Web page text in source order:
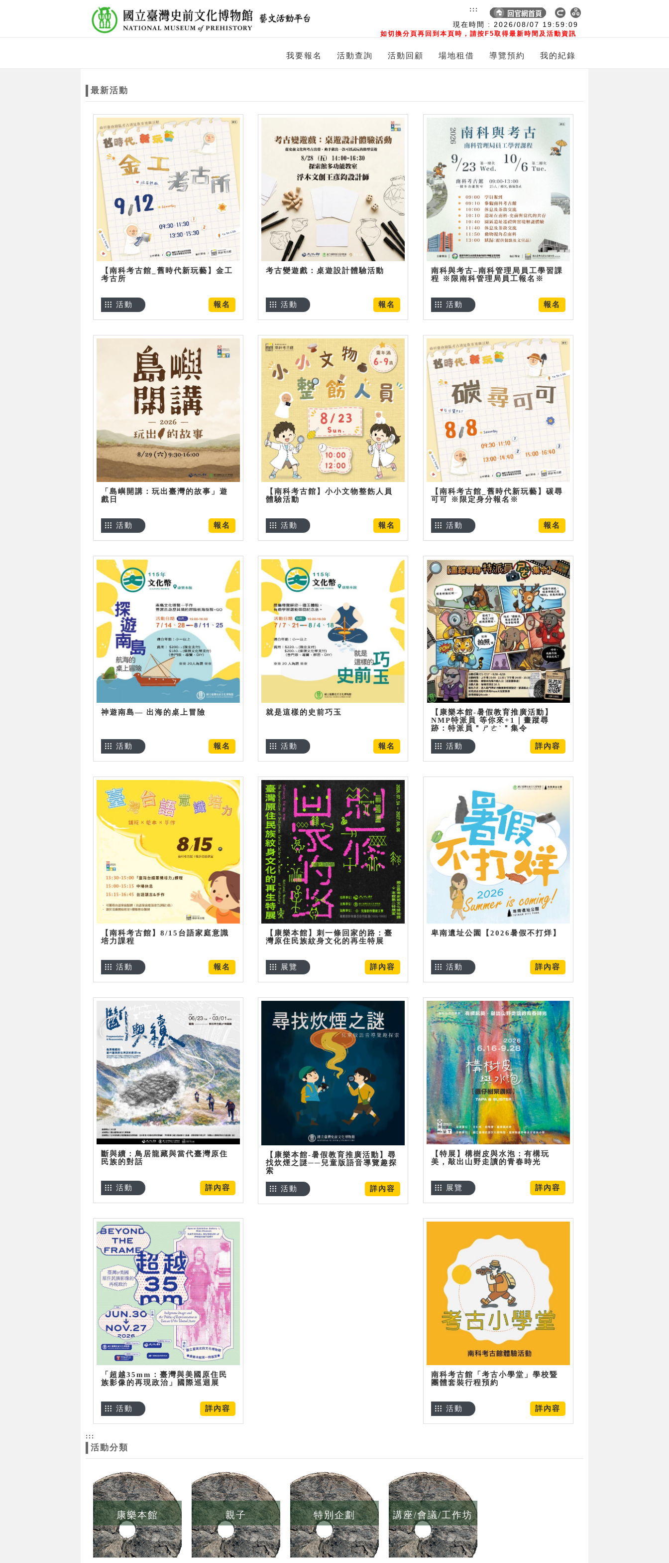
現在時間 : 2026/08/07 19:59:10
如切換分頁再回到本頁時，請按F5取得最新時間及活動資訊
:::
我要報名 活動查詢 活動回顧 場地租借 導覽預約 我的紀錄
最新活動
【南科考古館_舊時代新玩藝】金工
考古所
報名
活動
考古變遊戲：桌遊設計體驗活動
報名
活動
南科與考古–南科管理局員工學習課
程 ※限南科管理局員工報名※
報名
活動
「島嶼開講：玩出臺灣的故事」遊
戲日
報名
活動
【南科考古館】小小文物整飭人員
體驗活動
報名
活動
【南科考古館_舊時代新玩藝】碳尋
可可 ※限定身分報名※
報名
活動
神遊南島— 出海的桌上冒險
報名
活動
就是這樣的史前巧玉
報名
活動
【康樂本館-暑假教育推廣活動】
NMP特派員 等你來+1｜畫蹤尋
跡：特派員＂ㄕㄜˋ＂集令
詳內容
活動
【南科考古館】8/15台語家庭意識
培力課程
報名
活動
【康樂本館】刺一條回家的路：臺
灣原住民族紋身文化的再生特展
詳內容
展覽
卑南遺址公園【2026暑假不打烊】
詳內容
活動
斷與續：鳥居龍藏與當代臺灣原住
民族的對話
詳內容
活動
【康樂本館-暑假教育推廣活動】尋
找炊煙之謎──兒童版語音導覽趣探
索
詳內容
活動
【特展】構樹皮與水泡：有構玩
美，敲出山野走讀的青春時光
詳內容
展覽
「超越35mm：臺灣與美國原住民
族影像的再現政治」國際巡迴展
詳內容
活動
南科考古館「考古小學堂」學校暨
團體套裝行程預約
詳內容
活動
:::
活動分類
康樂本館 親子 特別企劃 講座/會議/工作坊